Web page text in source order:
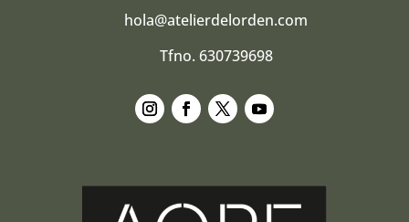
hola@atelierdelorden.com
Tfno. 630739698